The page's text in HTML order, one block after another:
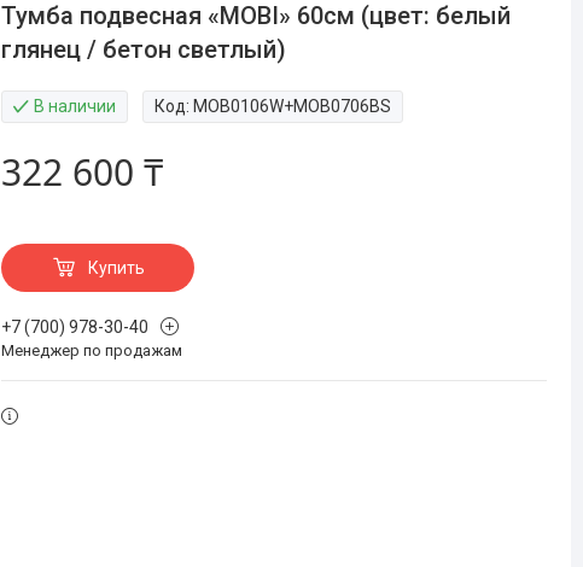
Тумба подвесная «MOBI» 60см (цвет: белый
глянец / бетон светлый)
В наличии Код: MOB0106W+MOB0706BS
322 600 ₸
Купить
+7 (700) 978-30-40
Менеджер по продажам